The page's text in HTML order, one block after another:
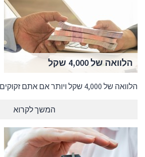
הלוואה של 4,000 שקל
הלוואה של 4,000 שקל ויותר אם אתם זקוקים להלוואה מהירה...
המשך לקרוא